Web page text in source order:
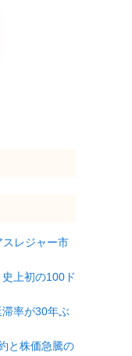
レジャー市
上初の100ド
率が30年ぶ
と株価急騰の